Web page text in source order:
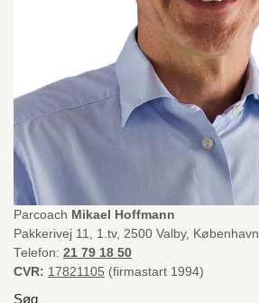
Parcoach Mikael Hoffmann
Pakkerivej 11, 1.tv, 2500 Valby, København
Telefon: 21 79 18 50
CVR: 17821105 (firmastart 1994)
Søg